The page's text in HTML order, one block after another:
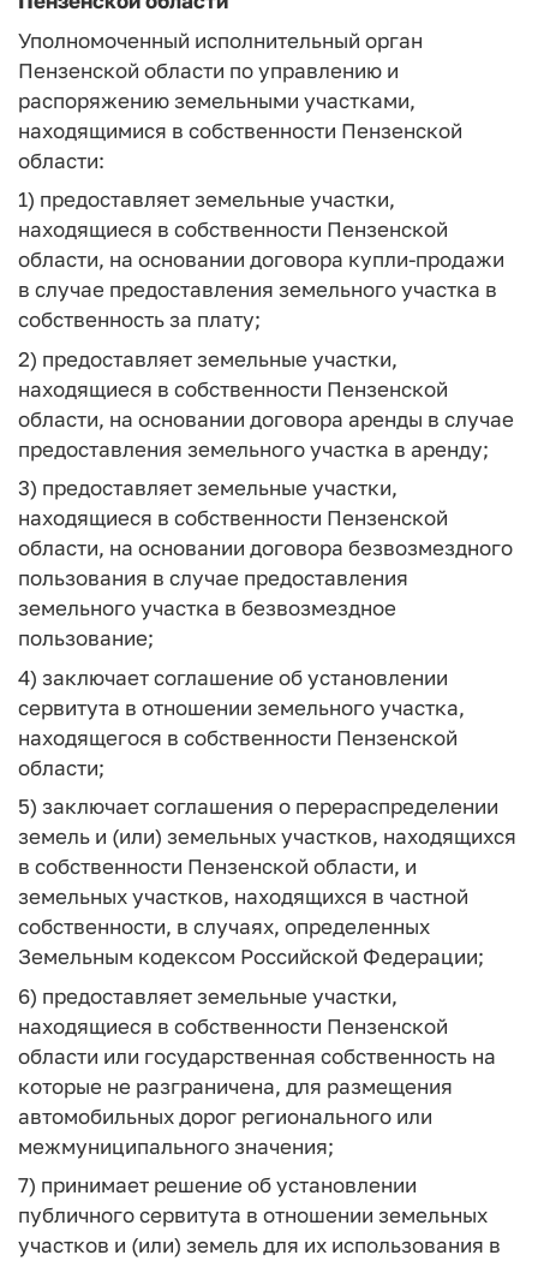
Уполномоченный исполнительный орган
Пензенской области по управлению и
распоряжению земельными участками,
находящимися в собственности Пензенской
области:
1) предоставляет земельные участки,
находящиеся в собственности Пензенской
области, на основании договора купли-продажи
в случае предоставления земельного участка в
собственность за плату;
2) предоставляет земельные участки,
находящиеся в собственности Пензенской
области, на основании договора аренды в случае
предоставления земельного участка в аренду;
3) предоставляет земельные участки,
находящиеся в собственности Пензенской
области, на основании договора безвозмездного
пользования в случае предоставления
земельного участка в безвозмездное
пользование;
4) заключает соглашение об установлении
сервитута в отношении земельного участка,
находящегося в собственности Пензенской
области;
5) заключает соглашения о перераспределении
земель и (или) земельных участков, находящихся
в собственности Пензенской области, и
земельных участков, находящихся в частной
собственности, в случаях, определенных
Земельным кодексом Российской Федерации;
6) предоставляет земельные участки,
находящиеся в собственности Пензенской
области или государственная собственность на
которые не разграничена, для размещения
автомобильных дорог регионального или
межмуниципального значения;
7) принимает решение об установлении
публичного сервитута в отношении земельных
участков и (или) земель для их использования в